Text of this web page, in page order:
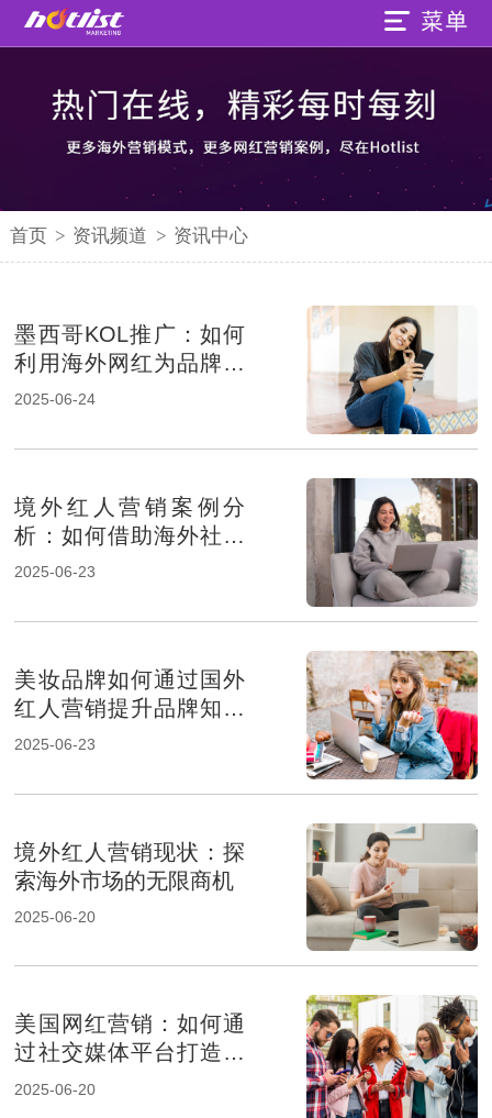
首页 > 资讯频道 > 资讯中心
墨西哥KOL推广：如何
利用海外网红为品牌赋
能
2025-06-24
境外红人营销案例分
析：如何借助海外社交
平台提升品牌影响力？
2025-06-23
美妆品牌如何通过国外
红人营销提升品牌知名
度
2025-06-23
境外红人营销现状：探
索海外市场的无限商机
2025-06-20
美国网红营销：如何通
过社交媒体平台打造品
牌影响力
2025-06-20